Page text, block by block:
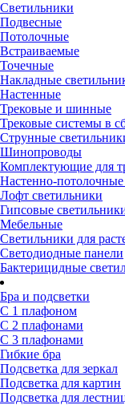
Светильники
Подвесные
Потолочные
Встраиваемые
Точечные
Накладные
Настенные
Трековые и шинные
Трековые системы в
Струнные
Шинопроводы
Комплектующие для
Настенно-
Лофт светильники
Гипсовые
Мебельные
Светильники для
Светодиодные панели
Бактерицидные
Бра и подсветки
С 1 плафоном
С 2 плафонами
С 3 плафонами
Гибкие бра
Подсветка для зеркал
Подсветка для картин
Подсветка для